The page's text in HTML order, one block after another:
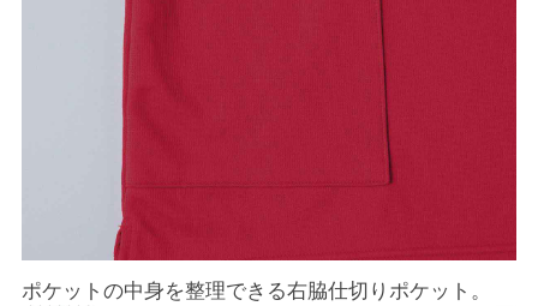
ポケットの中身を整理できる右脇仕切りポケット。